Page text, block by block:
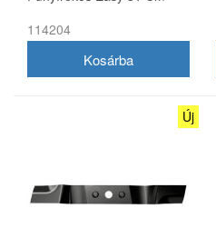
114204
Új